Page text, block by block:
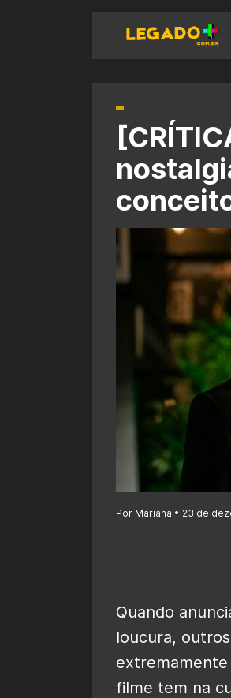
Por Mariana • 23 de
Quando
loucura,
extremamente
filme tem na